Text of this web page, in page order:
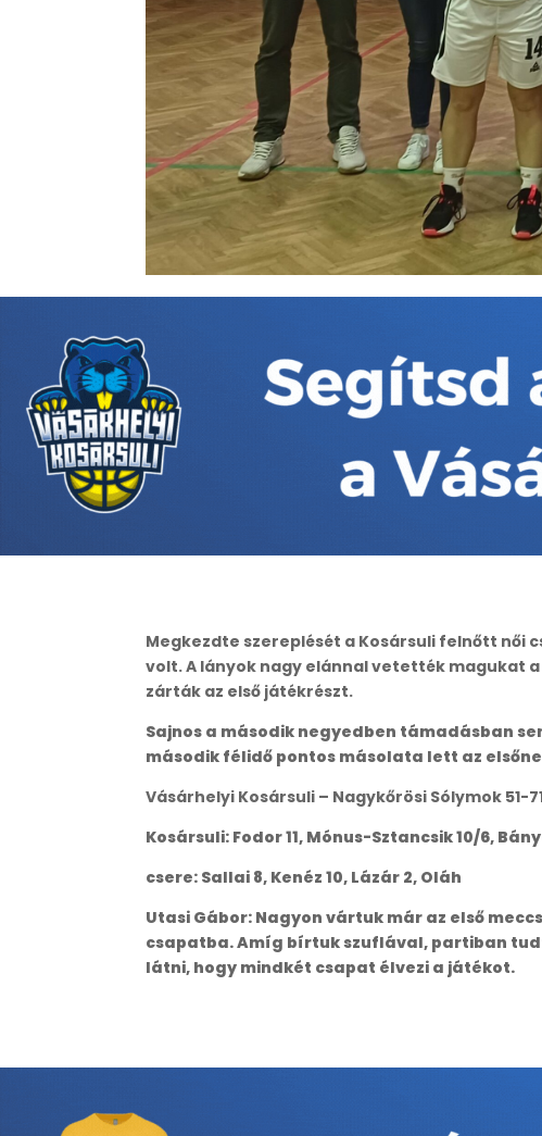
Megkezdte szereplését a Kosársuli felnőtt női
volt. A lányok nagy elánnal vetették magukat
zárták az első játékrészt.
Sajnos a második negyedben támadásban
második félidő pontos másolata lett az
Vásárhelyi Kosársuli – Nagykőrösi Sólymok 51-
Kosársuli: Fodor 11, Mónus-Sztancsik 10/6,
csere: Sallai 8, Kenéz 10, Lázár 2, Oláh
Utasi Gábor: Nagyon vártuk már az első
csapatba. Amíg bírtuk szuflával, partiban
látni, hogy mindkét csapat élvezi a játékot.